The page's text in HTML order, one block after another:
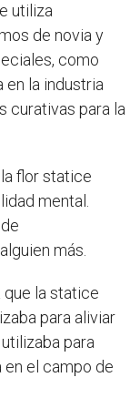
utiliza
de novia y
como
en la industria
curativas para la
flor statice
mental.
más.
la statice
para aliviar
para
el campo de